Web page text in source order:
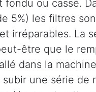
fondu ou cassé.
5%) les filtres
irréparables. La
être que le
dans la
une série de